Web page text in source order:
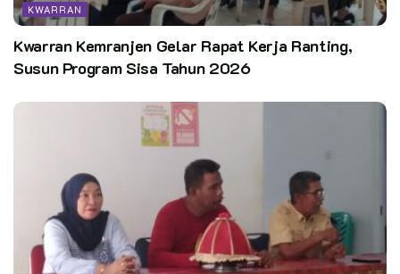
KWARRAN
Kwarran Kemranjen Gelar Rapat Kerja Ranting,
Susun Program Sisa Tahun 2026